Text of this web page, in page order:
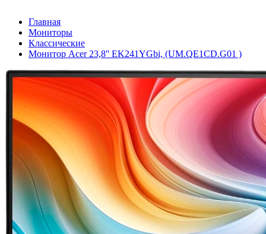
Главная
Мониторы
Классические
Монитор Acer 23,8'' EK241YGbi, (UM.QE1CD.G01 )